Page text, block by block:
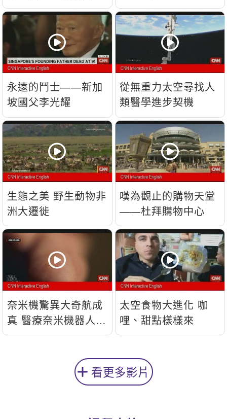
流？
永遠的鬥士——新加
坡國父李光耀
從無重力太空尋找人
類醫學進步契機
生態之美 野生動物非
洲大遷徙
嘆為觀止的購物天堂
——杜拜購物中心
奈米機驚異大奇航成
真 醫療奈米機器人問
世
太空食物大進化 咖
哩、甜點樣樣來
看更多影片